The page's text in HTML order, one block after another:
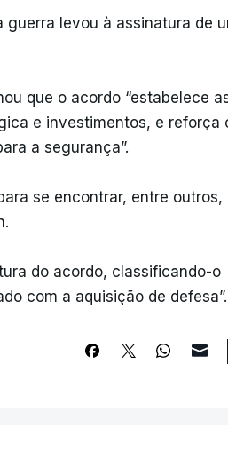
levou à assinatura de
que o acordo “estabelece
e investimentos, e reforça
a segurança”.
se encontrar, entre outros,
do acordo, classificando-o
com a aquisição de defesa”.